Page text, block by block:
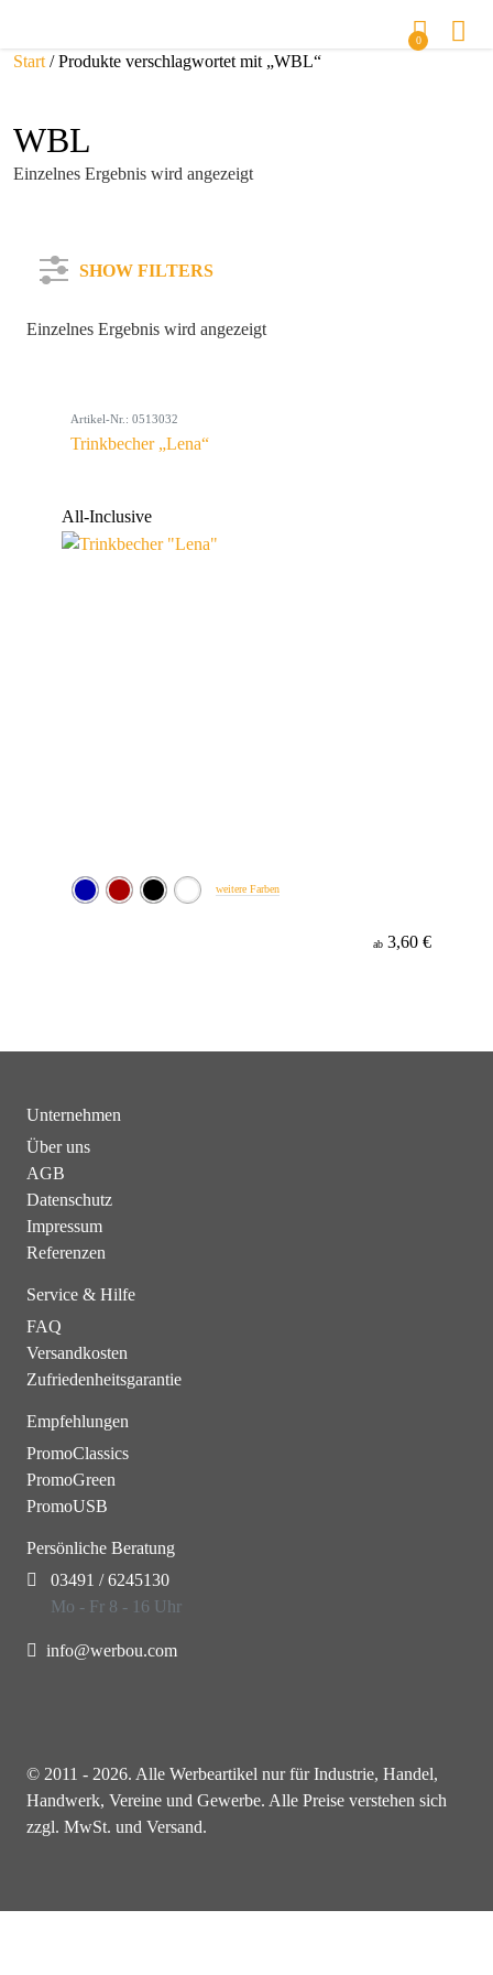
0
Start / Produkte verschlagwortet mit „WBL“
WBL
Einzelnes Ergebnis wird angezeigt
SHOW FILTERS
Farbe
Einzelnes Ergebnis wird angezeigt
Artikel-Nr.: 0513032
Trinkbecher „Lena“
All-Inclusive
weitere Farben
ab 3,60 €
Unternehmen
Über uns
AGB
Datenschutz
Impressum
Referenzen
Service & Hilfe
FAQ
Versandkosten
Zufriedenheitsgarantie
Empfehlungen
PromoClassics
PromoGreen
PromoUSB
Persönliche Beratung
03491 / 6245130
Mo - Fr 8 - 16 Uhr
info@werbou.com
© 2011 - 2026. Alle Werbeartikel nur für Industrie, Handel,
Handwerk, Vereine und Gewerbe. Alle Preise verstehen sich
zzgl. MwSt. und Versand.